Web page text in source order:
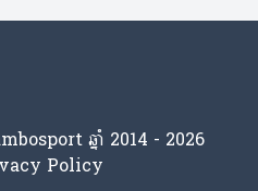
ឆ្នាំ 2014 - 2026
Policy